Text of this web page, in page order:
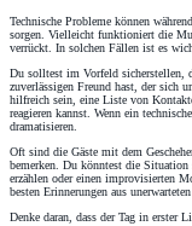
Technische Probleme können
sorgen. Vielleicht funktioniert die
verrückt. In solchen Fällen ist es
Du solltest im Vorfeld sicherstellen,
zuverlässigen Freund hast, der sich
hilfreich sein, eine Liste von
reagieren kannst. Wenn ein
dramatisieren.
Oft sind die Gäste mit dem
bemerken. Du könntest die
erzählen oder einen improvisierten
besten Erinnerungen aus
Denke daran, dass der Tag in erster